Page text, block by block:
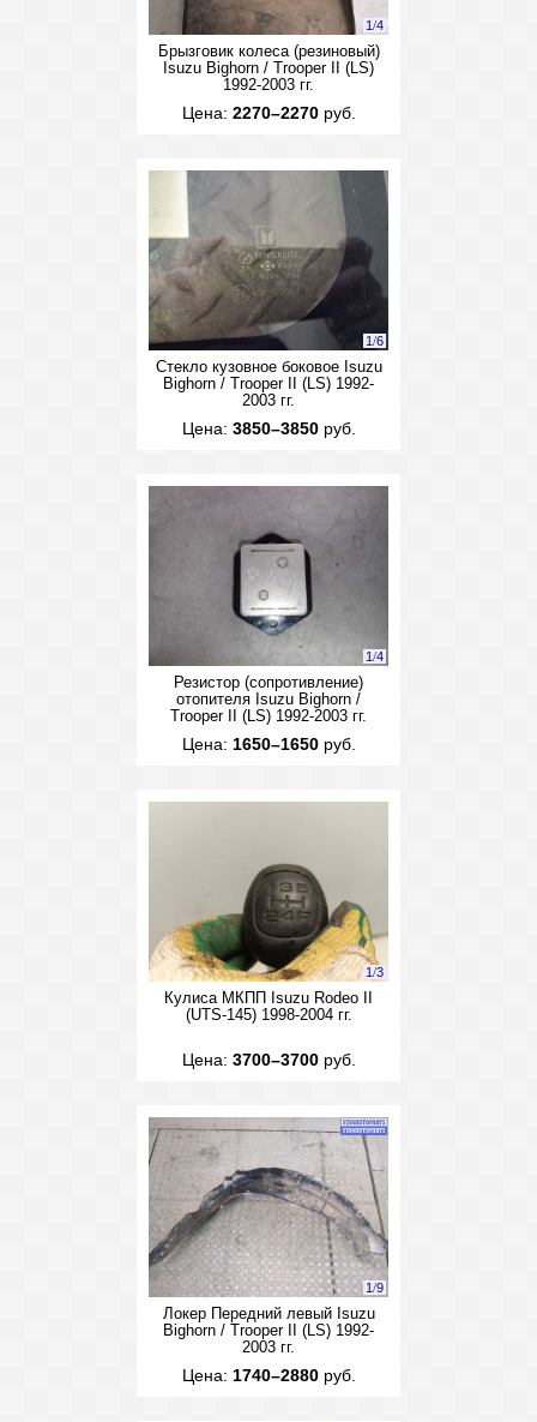
1/4
Брызговик колеса (резиновый)
Isuzu Bighorn / Trooper II (LS)
1992-2003 гг.
Цена: 2270–2270руб.
1/6
Стекло кузовное боковое Isuzu
Bighorn / Trooper II (LS) 1992-
2003 гг.
Цена: 3850–3850руб.
1/4
Резистор (сопротивление)
отопителя Isuzu Bighorn /
Trooper II (LS) 1992-2003 гг.
Цена: 1650–1650руб.
1/3
Кулиса МКПП Isuzu Rodeo II
(UTS-145) 1998-2004 гг.
Цена: 3700–3700руб.
1/9
Локер Передний левый Isuzu
Bighorn / Trooper II (LS) 1992-
2003 гг.
Цена: 1740–2880руб.